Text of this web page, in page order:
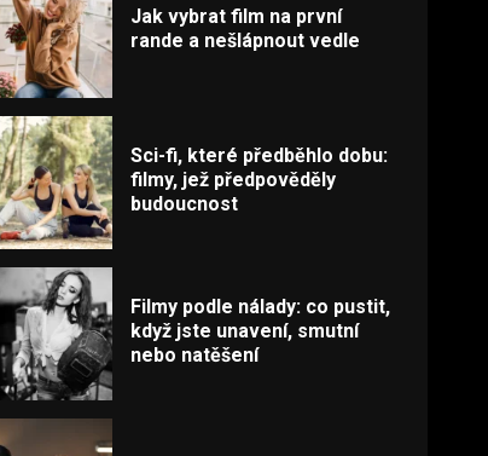
Jak vybrat film na první
rande a nešlápnout vedle
Sci-fi, které předběhlo dobu:
filmy, jež předpověděly
budoucnost
Filmy podle nálady: co pustit,
když jste unavení, smutní
nebo natěšení